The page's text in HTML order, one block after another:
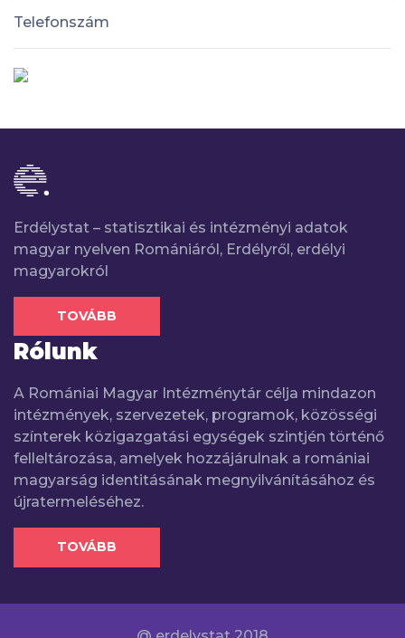
Telefonszám
Erdélystat – statisztikai és intézményi adatok
magyar nyelven Romániáról, Erdélyről, erdélyi
magyarokról
TOVÁBB
Rólunk
A Romániai Magyar Intézménytár célja mindazon
intézmények, szervezetek, programok, közösségi
színterek közigazgatási egységek szintjén történő
felleltározása, amelyek hozzájárulnak a romániai
magyarság identitásának megnyilvánításához és
újratermeléséhez.
TOVÁBB